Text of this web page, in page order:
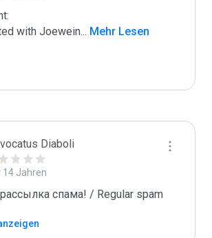
with Joewein... Mehr Lesen
Diaboli
14 Jahren
спама! / Regular spam